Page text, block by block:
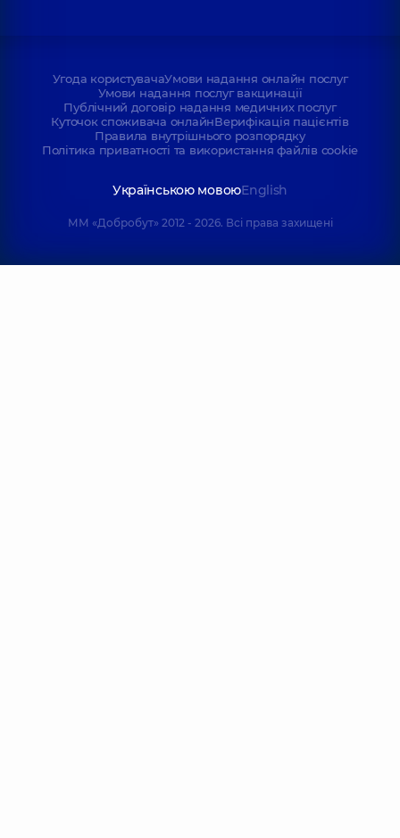
Угода користувачаУмови надання онлайн послуг
Умови надання послуг вакцинації
Публічний договір надання медичних послуг
Куточок споживача онлайнВерифікація пацієнтів
Правила внутрішнього розпорядку
Політика приватності та використання файлів cookie
Українською мовоюEnglish
ММ «Добробут» 2012 - 2026. Всі права захищені